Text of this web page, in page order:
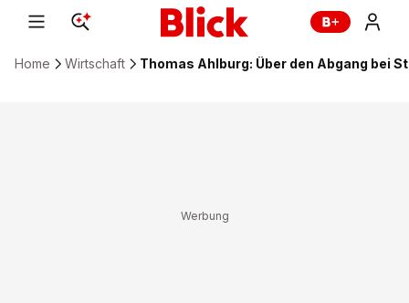
Home Wirtschaft Thomas Ahlburg: Über den Abgang bei